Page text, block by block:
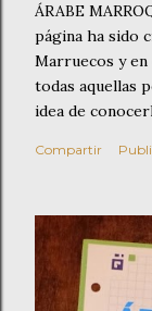
ÁRABE
página ha sido
Marruecos y en
todas aquellas
idea de
mis
fascinante que
cabe destacar
donde poder
especias o
visita a las
Compartir